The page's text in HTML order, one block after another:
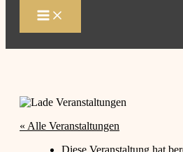
springen
« Alle Veranstaltungen
Diese Veranstaltung hat